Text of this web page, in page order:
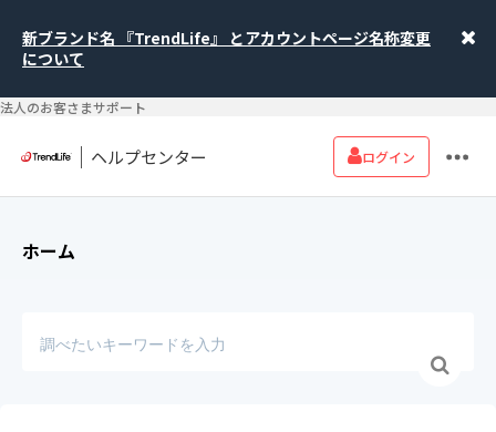
新ブランド名 『TrendLife』 とアカウントページ名称変更
について
法人のお客さまサポート
ヘルプセンター ログイン
ホーム